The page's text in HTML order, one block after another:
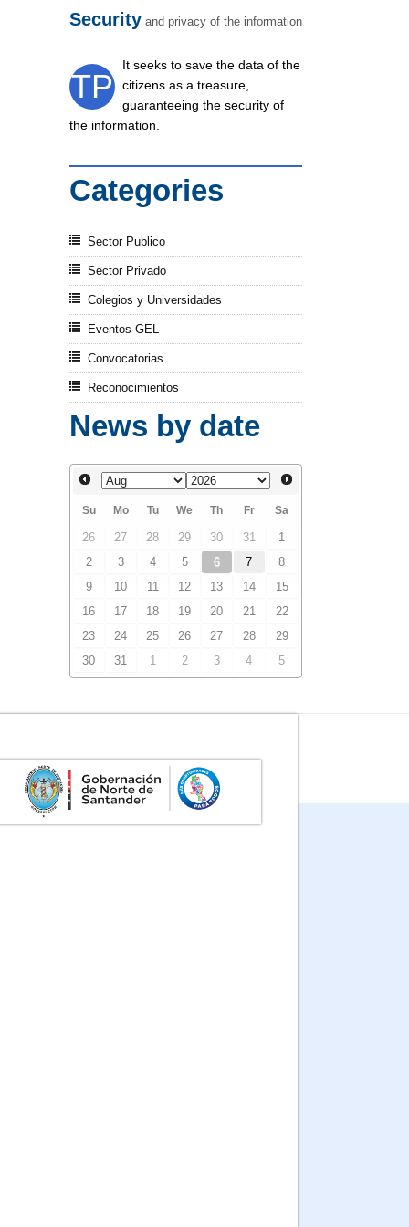
Security and privacy of the information
TP
It seeks to save the data of the
citizens as a treasure,
guaranteeing the security of
the information.
Categories
Sector Publico
Sector Privado
Colegios y Universidades
Eventos GEL
Convocatorias
Reconocimientos
News by date
Su Mo Tu We Th Fr Sa
26 27 28 29 30 31
1
2
3 4 5 6 7
8
9
10 11 12 13 14
15
16
17 18 19 20 21
22
23
24 25 26 27 28
29
30
31 1 2 3 4 5